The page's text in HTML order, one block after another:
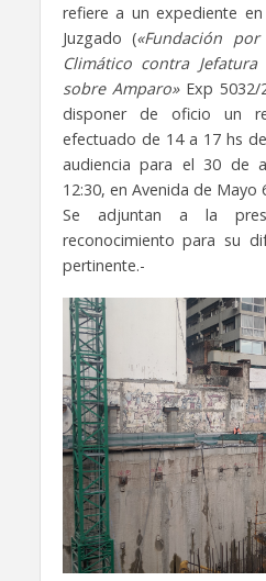
refiere a un expediente
Juzgado («Fundación
Climático contra
sobre Amparo»Exp 5032/
disponer de oficio un
efectuado de 14 a 17 hs
audiencia para el 30 de
12:30, en Avenida de Mayo
Se adjuntan a la
reconocimiento para su
pertinente.-